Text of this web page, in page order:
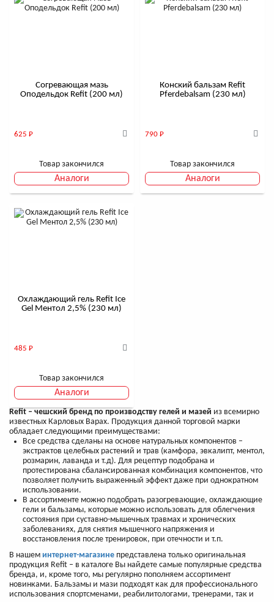
Согревающая мазь
Оподельдок Refit (200 мл)
625 Р
Товар закончился
Аналоги
Конский бальзам Refit
Pferdebalsam (230 мл)
790 Р
Товар закончился
Аналоги
Охлаждающий гель Refit Ice
Gel Ментол 2,5% (230 мл)
485 Р
Товар закончился
Аналоги
Refit – чешский бренд по производству гелей и мазей из всемирно
известных Карловых Варах. Продукция данной торговой марки
обладает следующими преимуществами:
Все средства сделаны на основе натуральных компонентов –
экстрактов целебных растений и трав (камфора, эвкалипт, ментол,
розмарин, лаванда и т.д). Для рецептур подобрана и
протестирована сбалансированная комбинация компонентов, что
позволяет получить выраженный эффект даже при однократном
использовании.
В ассортименте можно подобрать разогревающие, охлаждающие
гели и бальзамы, которые можно использовать для облегчения
состояния при суставно-мышечных травмах и хронических
заболеваниях, для снятия мышечного напряжения и
восстановления после тренировок, при отечности и т.п.
В нашем интернет-магазине представлена только оригинальная
продукция Refit – в каталоге Вы найдете самые популярные средства
бренда, и, кроме того, мы регулярно пополняем ассортимент
новинками. Бальзамы и мази подходят как для профессионального
использования спортсменами, реабилитологами, тренерами, так и